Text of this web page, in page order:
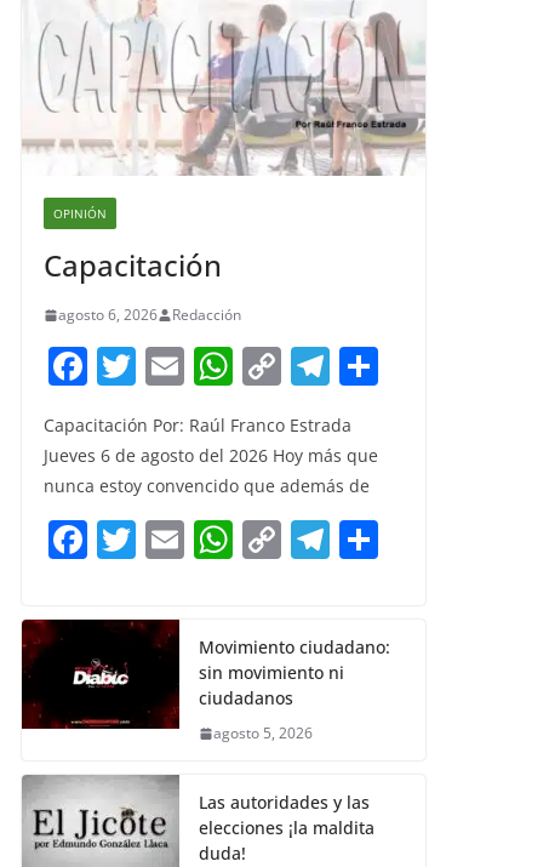
OPINIÓN
Capacitación
agosto 6, 2026 Redacción
F
a
c
e
b
o
k
T
itt
er
E
m
ai
l
W
at
s
A
p
C
p
y
Li
n
T
el
e
gr
a
m
Capacitación Por: Raúl Franco Estrada
Jueves 6 de agosto del 2026 Hoy más que
nunca estoy convencido que además de
F
c
e
b
o
o
k
T
itt
er
E W
s
A
p
C
y
Li
n
T
gr
a
e
Movimiento ciudadano:
sin movimiento ni
ciudadanos
agosto 5, 2026
Las autoridades y las
elecciones ¡la maldita
duda!